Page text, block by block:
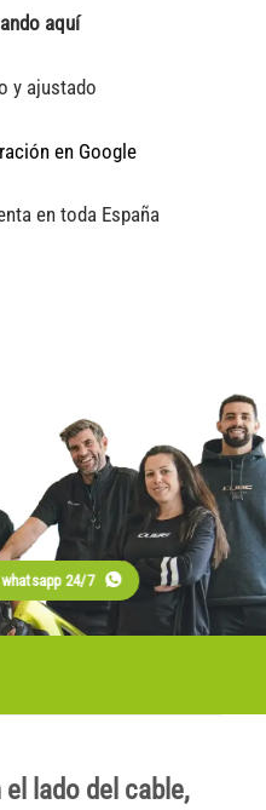
aquí
y ajustado
en Google
en toda España
24/7
lado del cable,